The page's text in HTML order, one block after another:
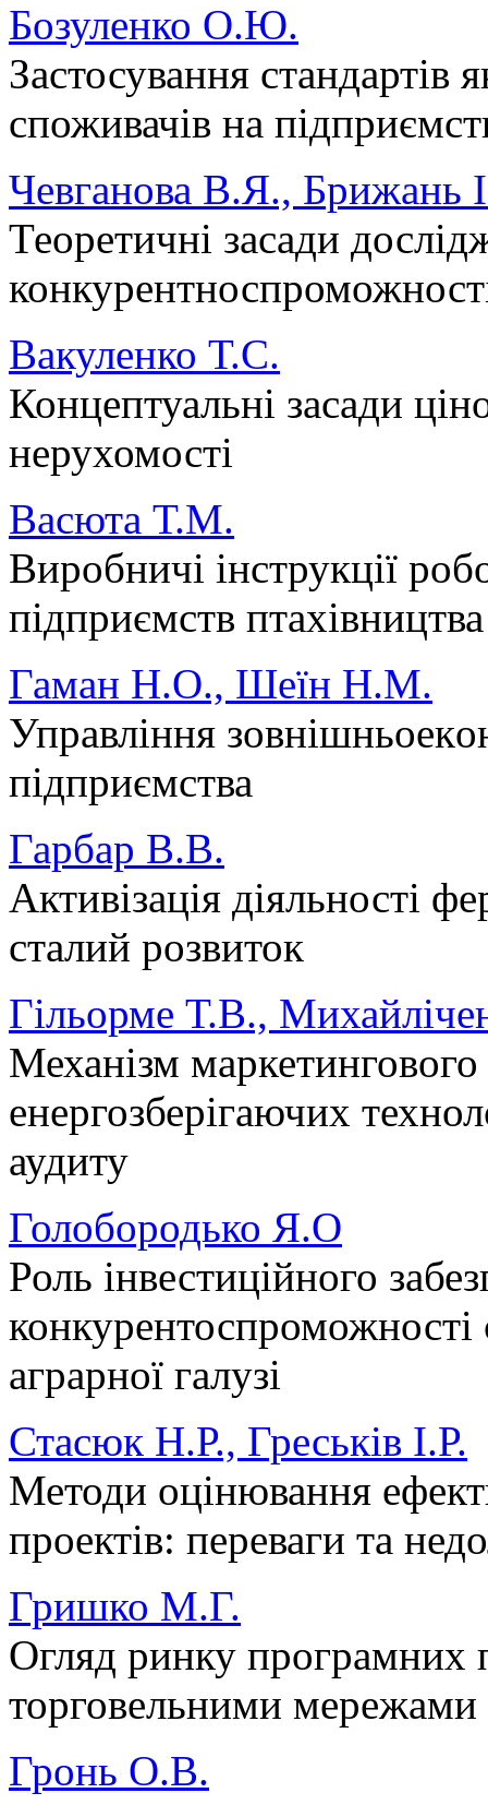
Бозуленко О.Ю.
Застосування стандартів
споживачів на
Чевганова В.Я., Брижань
Теоретичні засади
Вакуленко Т.С.
Концептуальні засади
нерухомості
Васюта Т.М.
Виробничі інструкції
підприємств птахівництва
Гаман Н.О., Шеїн Н.М.
Управління
підприємства
Гарбар В.В.
Активізація діяльності
сталий розвиток
Гільорме Т.В.,
Механізм
енергозберігаючих
аудиту
Голобородько Я.О
Роль інвестиційного
конкурентоспроможності
аграрної галузі
Стасюк Н.Р., Греськів І.Р.
Методи оцінювання
проектів: переваги та
Гришко М.Г.
Огляд ринку програмних
торговельними мережами
Гронь О.В.